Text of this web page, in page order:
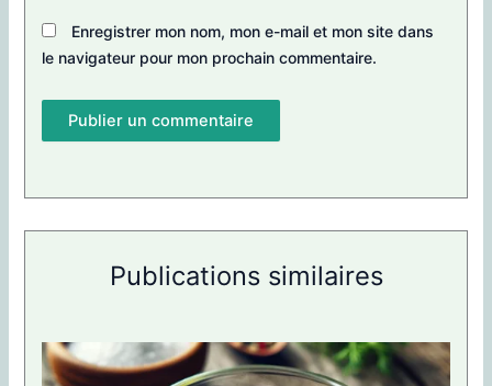
Enregistrer mon nom, mon e-mail et mon site dans
le navigateur pour mon prochain commentaire.
Publications similaires